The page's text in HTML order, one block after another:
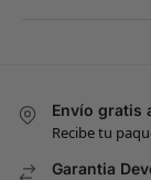
Envío gratis
Recibe tu
Garantia